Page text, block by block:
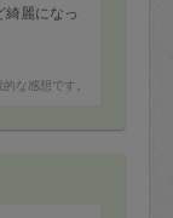
麗になっ
て好感が
な感想です。